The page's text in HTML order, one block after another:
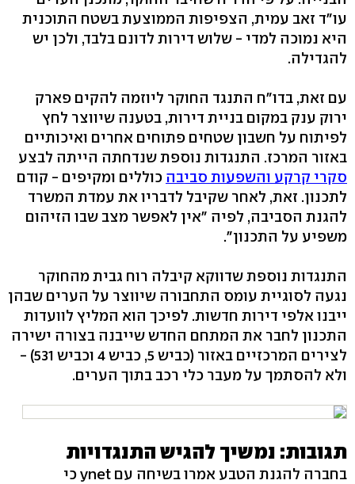
עו"ד זאב עמית, הצפיפות הממוצעת בשטח התוכנית
היא נמוכה למדי - שלוש דירות לדונם בלבד, ולכן יש
להגדילה.
עם זאת, בדו"ח התנגד החוקר ליוזמה להקים פארק
ירוק ענק במקום בניית דירות, בטענה שיווצר לחץ
לפיתוח על חשבון שטחים פתוחים אחרים ואיכותיים
באזור המרכז. התנגדות נוספת שנדחתה הייתה לבצע
סקרי קרקע והשפעות סביבה כוללים ומקיפים - קודם
לתכנון. זאת, לאחר שקיבל לדבריו את עמדת המשרד
להגנת הסביבה, לפיה "אין לאפשר מצב שבו הזיהום
משפיע על התכנון".
התנגדות נוספת שדווקא קיבלה רוח גבית מהחוקר
נגעה לסוגיית עומס התחבורה שיווצר על הערים שבהן
ייבנו אלפי דירות חדשות. לפיכך הוא המליץ לוועדות
התכנון לחבר את המתחם החדש שייבנה בצורה ישירה
לצירים המרכזיים באזור (כביש 5, כביש 4 וכביש 531) -
ולא להסתמך על מעבר כלי רכב בתוך הערים.
תגובות: נמשיך להגיש התנגדויות
בחברה להגנת הטבע אמרו בשיחה עם ynet כי